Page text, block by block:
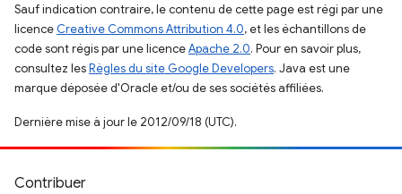
Sauf indication contraire, le contenu de cette page est régi par une
licence Creative Commons Attribution 4.0, et les échantillons de
code sont régis par une licenceApache 2.0. Pour en savoir plus,
consultez lesRègles du site Google Developers. Java est une
marque déposée d'Oracle et/ou de ses sociétés affiliées.
Dernière mise à jour le 2012/09/18 (UTC).
Contribuer